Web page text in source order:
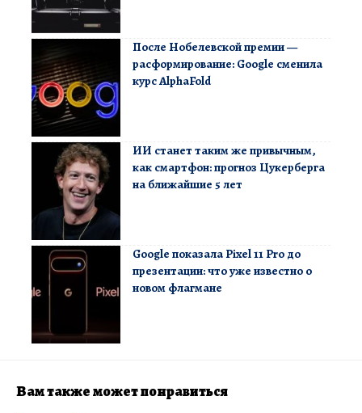
После Нобелевской премии —
расформирование: Google сменила
курс AlphaFold
ИИ станет таким же привычным,
как смартфон: прогноз Цукерберга
на ближайшие 5 лет
Google показала Pixel 11 Pro до
презентации: что уже известно о
новом флагмане
Вам также может понравиться